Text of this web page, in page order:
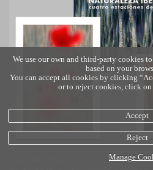
We use our own and third-party cookies
based on your
You can accept all cookies by clicking
or to reject cookies, click
Accept
Reject
Manage